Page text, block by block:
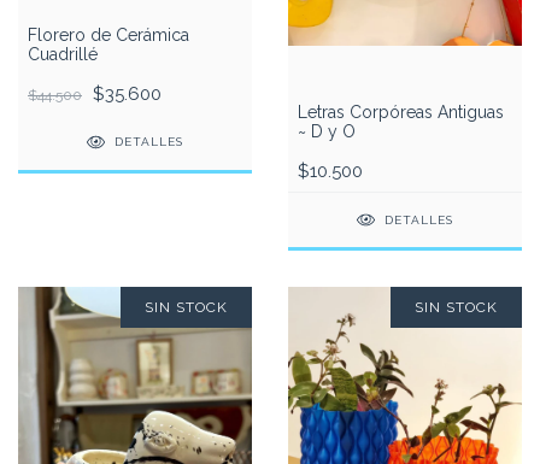
Florero de Cerámica
Cuadrillé
$44.500 $35.600
DETALLES
Letras Corpóreas Antiguas
~ D y O
$10.500
DETALLES
SIN STOCK SIN STOCK